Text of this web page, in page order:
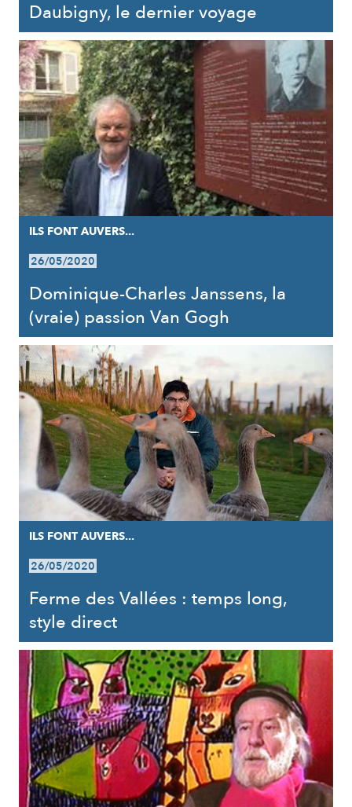
Daubigny, le dernier voyage
ILS FONT AUVERS...
26/05/2020
Dominique-Charles Janssens, la
(vraie) passion Van Gogh
ILS FONT AUVERS...
26/05/2020
Ferme des Vallées : temps long,
style direct